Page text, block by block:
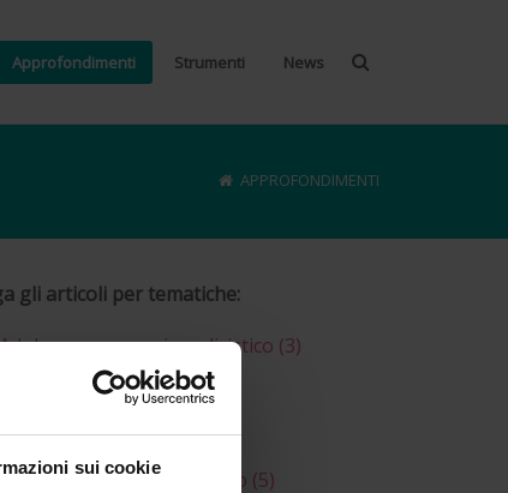
sui cookie
Approfondimenti Strumenti News
APPROFONDIMENTI
gli articoli per tematiche:
Adolescenza e ovaio policistico (3)
Ciclo mestruale(1)
Ovulazione e concepimento (5)